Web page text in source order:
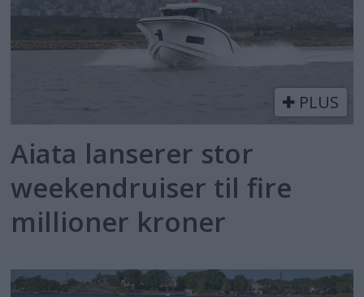
PLUS
Aiata lanserer stor
weekendruiser til fire
millioner kroner